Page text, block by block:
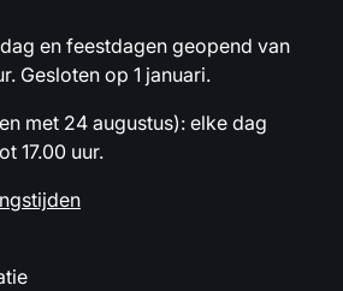
en feestdagen geopend van
Gesloten op 1 januari.
met 24 augustus): elke dag
17.00 uur.